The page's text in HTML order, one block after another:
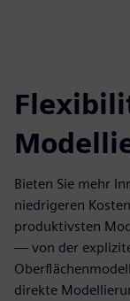
Bieten Sie mehr
niedrigeren
produktivsten
— von der
direkte